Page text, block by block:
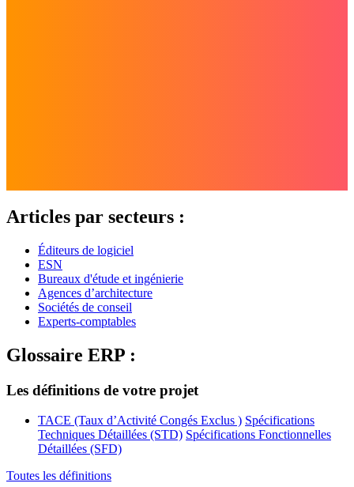
Articles par secteurs :
Éditeurs de logiciel
ESN
Bureaux d'étude et ingénierie
Agences d’architecture
Sociétés de conseil
Experts-comptables
Glossaire ERP :
Les définitions de votre projet
TACE (Taux d’Activité Congés Exclus ) Spécifications
Techniques Détaillées (STD) Spécifications Fonctionnelles
Détaillées (SFD)
Toutes les définitions